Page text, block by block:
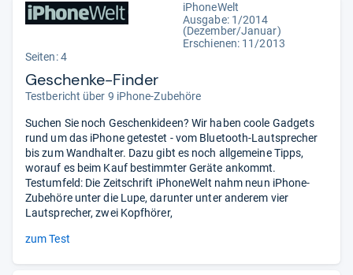
iPhoneWelt
Ausgabe: 1/2014
(Dezember/Januar)
Erschienen: 11/2013
Seiten: 4
Geschenke-Finder
Testbericht über 9 iPhone-Zubehöre
Suchen Sie noch Geschenkideen? Wir haben coole Gadgets
rund um das iPhone getestet - vom Bluetooth-Lautsprecher
bis zum Wandhalter. Dazu gibt es noch allgemeine Tipps,
worauf es beim Kauf bestimmter Geräte ankommt.
Testumfeld: Die Zeitschrift iPhoneWelt nahm neun iPhone-
Zubehöre unter die Lupe, darunter unter anderem vier
Lautsprecher, zwei Kopfhörer,
zum Test